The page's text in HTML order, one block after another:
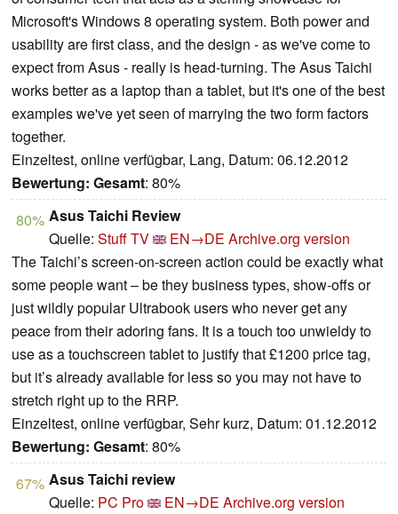
Microsoft's Windows 8 operating system. Both power and
usability are first class, and the design - as we've come to
expect from Asus - really is head-turning. The Asus Taichi
works better as a laptop than a tablet, but it's one of the best
examples we've yet seen of marrying the two form factors
together.
Einzeltest, online verfügbar, Lang, Datum: 06.12.2012
Bewertung: Gesamt: 80%
80% Asus Taichi Review
Quelle: Stuff TV EN→DE Archive.org version
The Taichi’s screen-on-screen action could be exactly what
some people want – be they business types, show-offs or
just wildly popular Ultrabook users who never get any
peace from their adoring fans. It is a touch too unwieldy to
use as a touchscreen tablet to justify that £1200 price tag,
but it’s already available for less so you may not have to
stretch right up to the RRP.
Einzeltest, online verfügbar, Sehr kurz, Datum: 01.12.2012
Bewertung: Gesamt: 80%
67% Asus Taichi review
Quelle: PC Pro EN→DE Archive.org version